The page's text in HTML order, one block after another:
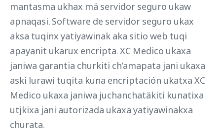
mantasma ukhax mä servidor seguro ukaw
apnaqasi. Software de servidor seguro ukax
aksa tuqinx yatiyawinak aka sitio web tuqi
apayanit ukarux encripta. XC Medico ukaxa
janiwa garantia churkiti ch’amapata jani ukaxa
aski lurawi tuqita kuna encriptación ukatxa XC
Medico ukaxa janiwa juchanchatäkiti kunatixa
utjkixa jani autorizada ukaxa yatiyawinakxa
churata.